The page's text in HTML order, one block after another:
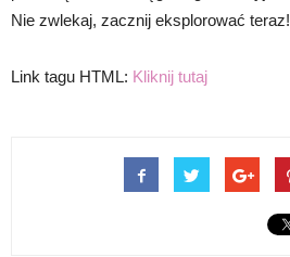
Nie zwlekaj, zacznij eksplorować teraz!
Link tagu HTML: Kliknij tutaj